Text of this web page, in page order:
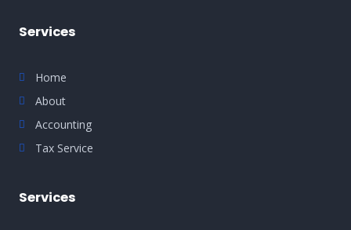
Services
Home
About
Accounting
Tax Service
Services